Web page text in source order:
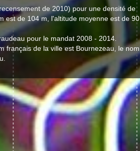
de 2010) pour une densité de
est de 104 m, l'altitude moyenne est de 90
pour le mandat 2008 - 2014.
français de la ville est Bournezeau, le nom